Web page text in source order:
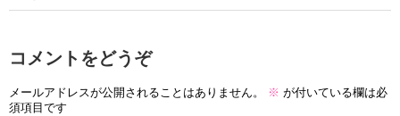
コメントをどうぞ
メールアドレスが公開されることはありません。 ※ が付いている欄は必
須項目です